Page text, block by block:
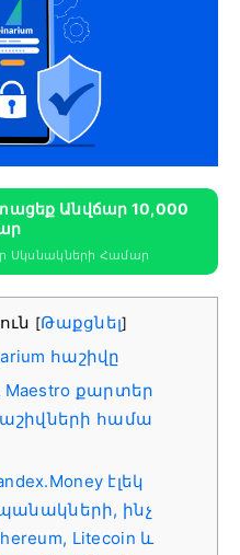
Անվճար 10,000
Սկսնակների Համար
[Թաքցնել]
հաշիվը
Maestro քարտեր
համա
էլեկ
ինչ
Litecoin և